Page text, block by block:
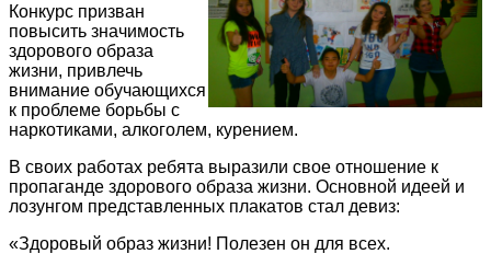
Конкурс призван
повысить значимость
здорового образа
жизни, привлечь
внимание обучающихся
к проблеме борьбы с
наркотиками, алкоголем, курением.
В своих работах ребята выразили свое отношение к
пропаганде здорового образа жизни. Основной идеей и
лозунгом представленных плакатов стал девиз:
«Здоровый образ жизни! Полезен он для всех.